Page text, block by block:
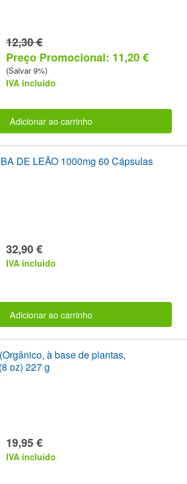
12,30 €
Preço Promocional: 11,20 €
(Salvar 9%)
IVA incluido
Adicionar ao carrinho
DE LEÃO 1000mg 60 Cápsulas
32,90 €
IVA incluido
Adicionar ao carrinho
à base de plantas,
oz) 227 g
19,95 €
IVA incluido